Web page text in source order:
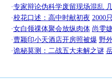
·专家辩论伪科学废留现场混乱
·校花口述：高中时献初夜 2000
·女白领祼体聚会放纵肉体 尚雯
·曹颖印小天酒店开房照被爆 野
·诡秘莫测：二战五大未解之谜